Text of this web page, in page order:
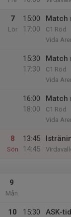
7
Lör
15:00
17:00
Match
C1 Röd
Vida
15:30
17:30
Match
C1 Röd
Vida
16:00
18:00
Match
C1 Röd
Vida
8
Sön
13:45
14:45
9
Mån
10
15:30
ASK-tid